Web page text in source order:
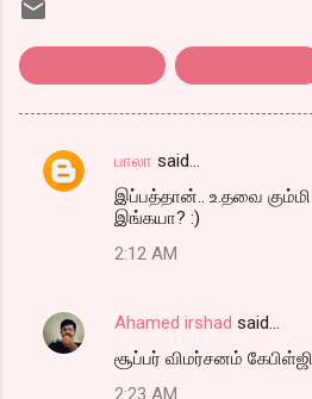
C
n
பாலா said…
இப்பத்தான்.. உ.தவை கும்மி
இங்கயா? :)
2:12 AM
Ahamed irshad said…
சூப்பர் விமர்சனம்
2:23 AM